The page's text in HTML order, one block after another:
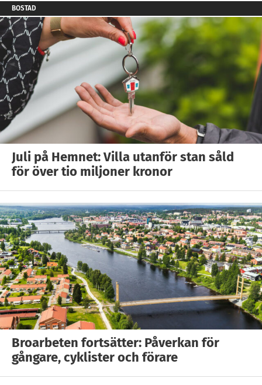
BOSTAD
Juli på Hemnet: Villa utanför stan såld
för över tio miljoner kronor
Broarbeten fortsätter: Påverkan för
gångare, cyklister och förare